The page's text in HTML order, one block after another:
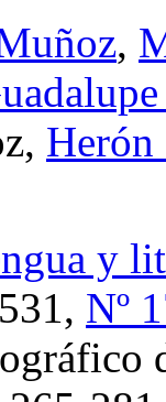
,
Herón
y
Nº